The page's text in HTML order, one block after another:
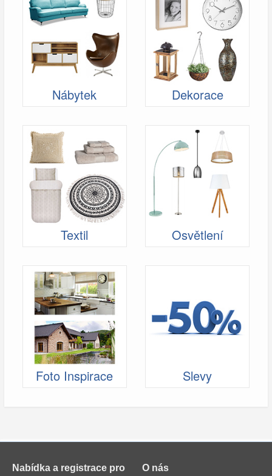
Nábytek Dekorace
Textil Osvětlení
Foto Inspirace Slevy
Nabídka a registrace pro O nás